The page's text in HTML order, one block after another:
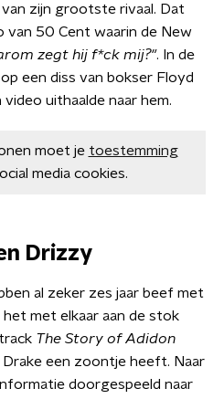
zijn grootste rivaal. Dat
van 50 Cent waarin de New
zegt hij f*ck mij?". In de
een diss van bokser Floyd
uithaalde naar hem.
moet je toestemming
media cookies.
Drizzy
al zeker zes jaar beef met
het met elkaar aan de stok
The Story of Adidon
een zoontje heeft. Naar
doorgespeeld naar